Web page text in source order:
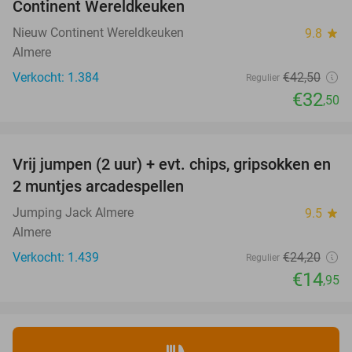
Continent Wereldkeuken
Nieuw Continent Wereldkeuken 9.8 star
Almere
Verkocht: 1.384
Regulier €42,50
€32,50
38%
Vrij jumpen (2 uur) + evt. chips, gripsokken en
2 muntjes arcadespellen
Jumping Jack Almere 9.5 star
Almere
Verkocht: 1.439
Regulier €24,20
€14,95